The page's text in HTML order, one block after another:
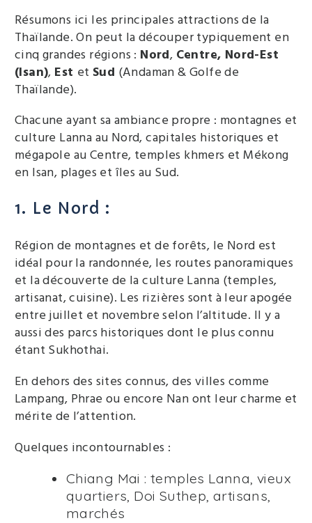
Résumons ici les principales attractions de la
Thaïlande. On peut la découper typiquement en
cinq grandes régions : Nord, Centre, Nord-Est
(Isan), Est et Sud (Andaman & Golfe de
Thaïlande).
Chacune ayant sa ambiance propre : montagnes et
culture Lanna au Nord, capitales historiques et
mégapole au Centre, temples khmers et Mékong
en Isan, plages et îles au Sud.
1. Le Nord :
Région de montagnes et de forêts, le Nord est
idéal pour la randonnée, les routes panoramiques
et la découverte de la culture Lanna (temples,
artisanat, cuisine). Les rizières sont à leur apogée
entre juillet et novembre selon l’altitude. Il y a
aussi des parcs historiques dont le plus connu
étant Sukhothai.
En dehors des sites connus, des villes comme
Lampang, Phrae ou encore Nan ont leur charme et
mérite de l’attention.
Quelques incontournables :
Chiang Mai : temples Lanna, vieux
quartiers, Doi Suthep, artisans,
marchés